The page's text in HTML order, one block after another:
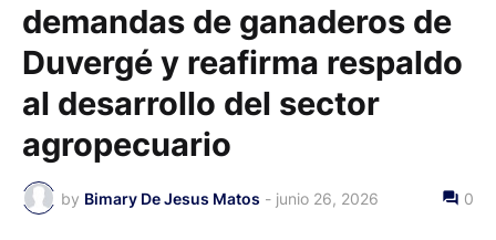
demandas de ganaderos de
Duvergé y reafirma respaldo
al desarrollo del sector
agropecuario
by Bimary De Jesus Matos - junio 26, 2026 0